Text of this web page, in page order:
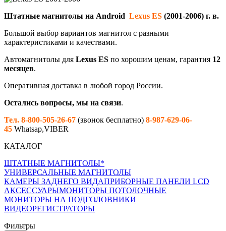
Штатные магнитолы на Android Lexus ES (2001-2006) г. в.
Большой выбор вариантов магнитол с разными
характеристиками и качествами.
Автомагнитолы для Lexus ES по хорошим ценам, гарантия 12
месяцев.
Оперативная доставка в любой город России.
Остались вопросы, мы на связи.
Тел. 8-800-505-26-67 (звонок бесплатно) 8-987-629-06-
45 Whatsap,VIBER
КАТАЛОГ
ШТАТНЫЕ МАГНИТОЛЫ*
УНИВЕРСАЛЬНЫЕ МАГНИТОЛЫ
КАМЕРЫ ЗАДНЕГО ВИДАПРИБОРНЫЕ ПАНЕЛИ LCD
АКСЕССУАРЫМОНИТОРЫ ПОТОЛОЧНЫЕ
МОНИТОРЫ НА ПОДГОЛОВНИКИ
ВИДЕОРЕГИСТРАТОРЫ
Фильтры